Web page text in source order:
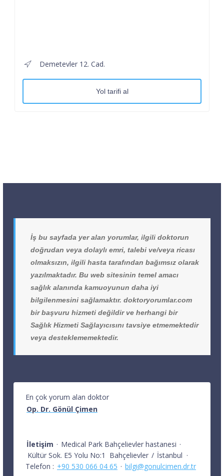
Demetevler 12. Cad.
Yol tarifi al
İş bu sayfada yer alan yorumlar, ilgili doktorun
doğrudan veya dolaylı emri, talebi ve/veya ricası
olmaksızın, ilgili hasta tarafından bağımsız olarak
yazılmaktadır. Bu web sitesinin temel amacı
sağlık alanında kamuoyunun daha iyi
bilgilenmesini sağlamaktır. doktoryorumlar.com
bir başvuru hizmeti değildir ve herhangi bir
Sağlık Hizmeti Sağlayıcısını tavsiye etmemektedir
veya desteklememektedir.
En çok yorum alan doktor
Op. Dr. Gönül Çimen
İletişim · Medical Park Bahçelievler hastanesi ·
Kültür Sok. E5 Yolu No:1
Bahçelievler / İstanbul ·
Telefon : +90 530 066 04 65 · bilgi@gonulcimen.dr.tr